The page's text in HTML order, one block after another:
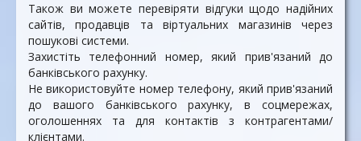
Також ви можете перевіряти відгуки щодо надійних
сайтів, продавців та віртуальних мага­зинів через
пошукові системи.
Захистіть телефонний номер, який прив'язаний до
банків­ського рахунку.
Не використовуйте номер те­лефону, який прив'язаний
до вашого банківського рахунку, в соцмережах,
оголошеннях та для контактів з контрагентами/
клієнтами.